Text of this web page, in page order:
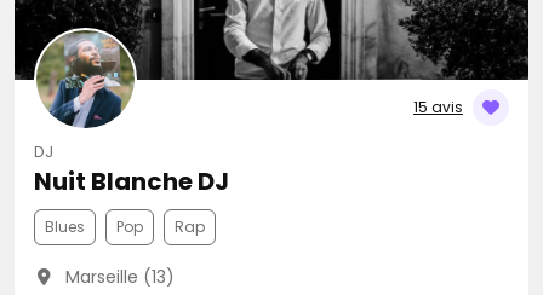
15 avis
DJ
Nuit Blanche DJ
Blues Pop Rap
Marseille (13)